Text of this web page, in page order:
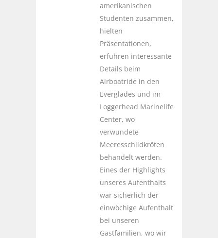
amerikanischen
Studenten zusammen,
hielten
Präsentationen,
erfuhren interessante
Details beim
Airboatride in den
Everglades und im
Loggerhead Marinelife
Center, wo
verwundete
Meeresschildkröten
behandelt werden.
Eines der Highlights
unseres Aufenthalts
war sicherlich der
einwöchige Aufenthalt
bei unseren
Gastfamilien, wo wir